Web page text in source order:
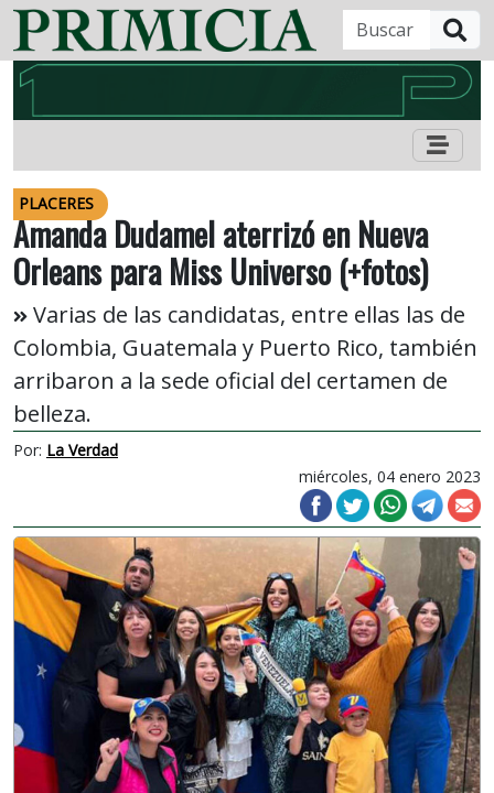
PLACERES
Amanda Dudamel aterrizó en Nueva
Orleans para Miss Universo (+fotos)
Varias de las candidatas, entre ellas las de
Colombia, Guatemala y Puerto Rico, también
arribaron a la sede oficial del certamen de
belleza.
Por: La Verdad
miércoles, 04 enero 2023